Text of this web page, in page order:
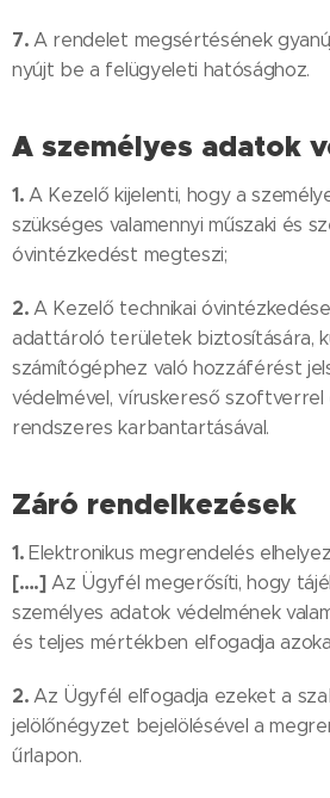
7.A rendelet megsértésének
nyújt be a felügyeleti hatósághoz.
A személyes adatok
1.A Kezelő kijelenti, hogy a
szükséges valamennyi műszaki és
óvintézkedést megteszi;
2.A Kezelő technikai
adattároló területek biztosítására,
számítógéphez való hozzáférést
védelmével, víruskereső
rendszeres karbantartásával.
Záró rendelkezések
1.Elektronikus megrendelés
[….]Az Ügyfél megerősíti, hogy
személyes adatok védelmének
és teljes mértékben elfogadja
2.Az Ügyfél elfogadja ezeket a
jelölőnégyzet bejelölésével a
űrlapon.